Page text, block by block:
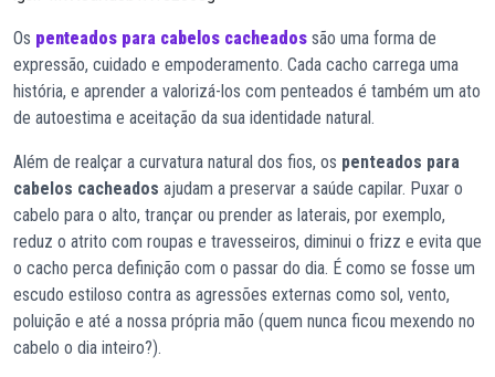
Os penteados para cabelos cacheados são uma forma de
expressão, cuidado e empoderamento. Cada cacho carrega uma
história, e aprender a valorizá-los com penteados é também um ato
de autoestima e aceitação da sua identidade natural.
Além de realçar a curvatura natural dos fios, os penteados para
cabelos cacheados ajudam a preservar a saúde capilar. Puxar o
cabelo para o alto, trançar ou prender as laterais, por exemplo,
reduz o atrito com roupas e travesseiros, diminui o frizz e evita que
o cacho perca definição com o passar do dia. É como se fosse um
escudo estiloso contra as agressões externas como sol, vento,
poluição e até a nossa própria mão (quem nunca ficou mexendo no
cabelo o dia inteiro?).